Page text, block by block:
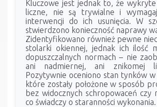
Kluczowe jest jednak to, że
liczne, nie są trywialne i
interwencji do ich usunięcia. W
stwierdzono konieczność naprawy
Zidentyfikowano również pewne
stolarki okiennej, jednak ich ilość
dopuszczalnych normach – nie
ani nadmiernej, ani znikomej
Pozytywnie oceniono stan tynków w
które zostały położone w sposób
bez widocznych schropowaceń czy
co świadczy o staranności wykonania.